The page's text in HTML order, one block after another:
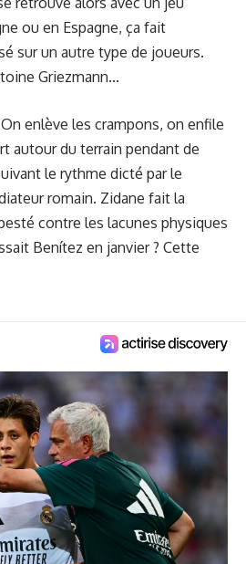
ou en Espagne, ça fait
sur un autre type de joueurs.
Griezmann...
enlève les crampons, on enfile
autour du terrain pendant de
le rythme dicté par le
romain. Zidane fait la
contre les lacunes physiques
Benítez en janvier ? Cette